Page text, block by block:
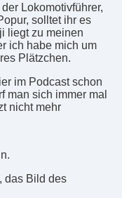
Lokomotivführer,
solltet ihr es
liegt zu meinen
ich habe mich um
Plätzchen.
im Podcast schon
man sich immer mal
nicht mehr
das Bild des